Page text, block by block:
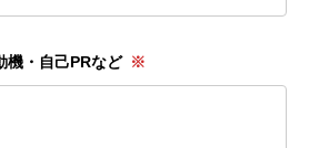
機・自己PRなど ※